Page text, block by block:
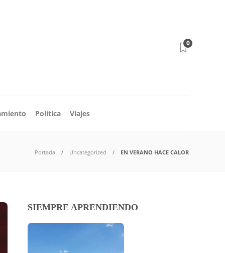
0
Política Viajes
Portada Uncategorized EN VERANO HACE CALOR
SIEMPRE APRENDIENDO